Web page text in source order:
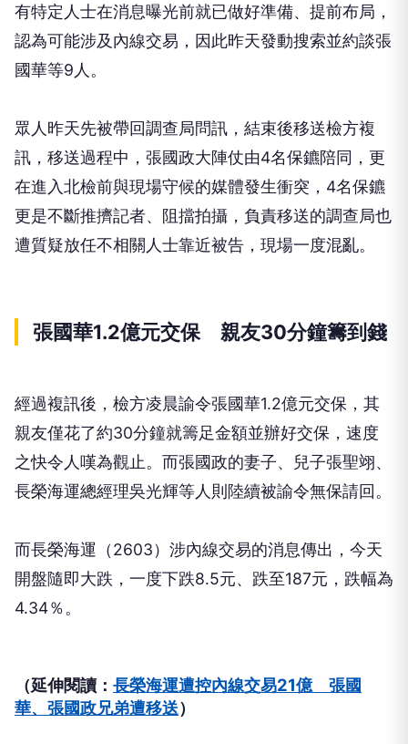
有特定人士在消息曝光前就已做好準備、提前布局，
認為可能涉及內線交易，因此昨天發動搜索並約談張
國華等9人。
眾人昨天先被帶回調查局問訊，結束後移送檢方複
訊，移送過程中，張國政大陣仗由4名保鑣陪同，更
在進入北檢前與現場守候的媒體發生衝突，4名保鑣
更是不斷推擠記者、阻擋拍攝，負責移送的調查局也
遭質疑放任不相關人士靠近被告，現場一度混亂。
張國華1.2億元交保 親友30分鐘籌到錢
經過複訊後，檢方凌晨諭令張國華1.2億元交保，其
親友僅花了約30分鐘就籌足金額並辦好交保，速度
之快令人嘆為觀止。而張國政的妻子、兒子張聖翊、
長榮海運總經理吳光輝等人則陸續被諭令無保請回。
而長榮海運（2603）涉內線交易的消息傳出，今天
開盤隨即大跌，一度下跌8.5元、跌至187元，跌幅為
4.34％。
（延伸閱讀： 長榮海運遭控內線交易21億 張國
華、張國政兄弟遭移送）